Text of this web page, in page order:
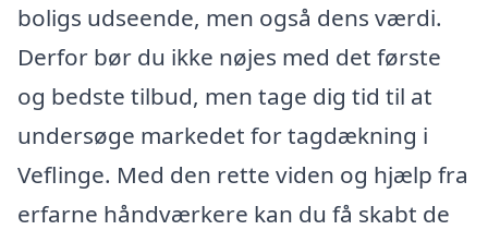
boligs udseende, men også dens værdi.
Derfor bør du ikke nøjes med det første
og bedste tilbud, men tage dig tid til at
undersøge markedet for tagdækning i
Veflinge. Med den rette viden og hjælp fra
erfarne håndværkere kan du få skabt de